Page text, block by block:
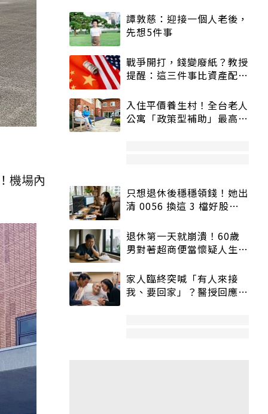
機場內
譚敦慈：迎接一個人老後，
先想5件事
戰爭開打，錢變廢紙？教授
提醒：這三件事比資產配置
入住平價養生村！全台老人
公寓「政策型補助」最高打
只想退休後穩穩領錢！她出
清 0056 換這 3 檔好股：
退休第一天就崩潰！60歲
男對著超商便當懷疑人生
家人臨終突喊「有人來接
我、要回家」？醫授回應方